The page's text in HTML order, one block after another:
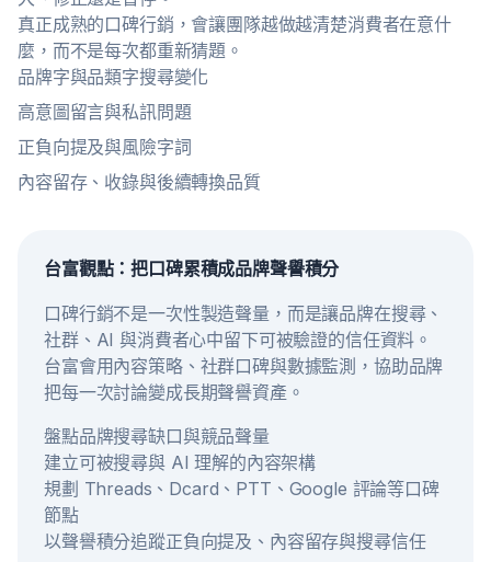
真正成熟的口碑行銷，會讓團隊越做越清楚消費者在意什
麼，而不是每次都重新猜題。
品牌字與品類字搜尋變化
高意圖留言與私訊問題
正負向提及與風險字詞
內容留存、收錄與後續轉換品質
台富觀點：把口碑累積成品牌聲譽積分
口碑行銷不是一次性製造聲量，而是讓品牌在搜尋、
社群、AI 與消費者心中留下可被驗證的信任資料。
台富會用內容策略、社群口碑與數據監測，協助品牌
把每一次討論變成長期聲譽資產。
盤點品牌搜尋缺口與競品聲量
建立可被搜尋與 AI 理解的內容架構
規劃 Threads、Dcard、PTT、Google 評論等口碑
節點
以聲譽積分追蹤正負向提及、內容留存與搜尋信任